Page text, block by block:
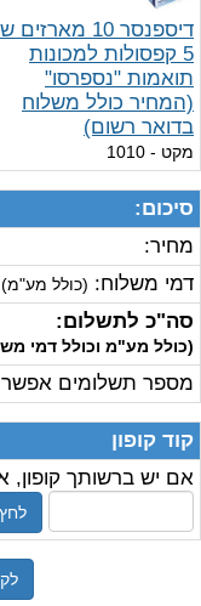
דיספנסר 10
5 קפסולות למכונות
תואמות "נספרסו"
(המחיר כולל משלוח
בדואר רשום)
מקט - 1010
סיכום:
מחיר:
דמי משלוח: (כולל מע"מ)
סה"כ לתשלום:
(כולל מע"מ וכולל דמי
מספר תשלומים
קוד קופון
אם יש ברשותך קופון,